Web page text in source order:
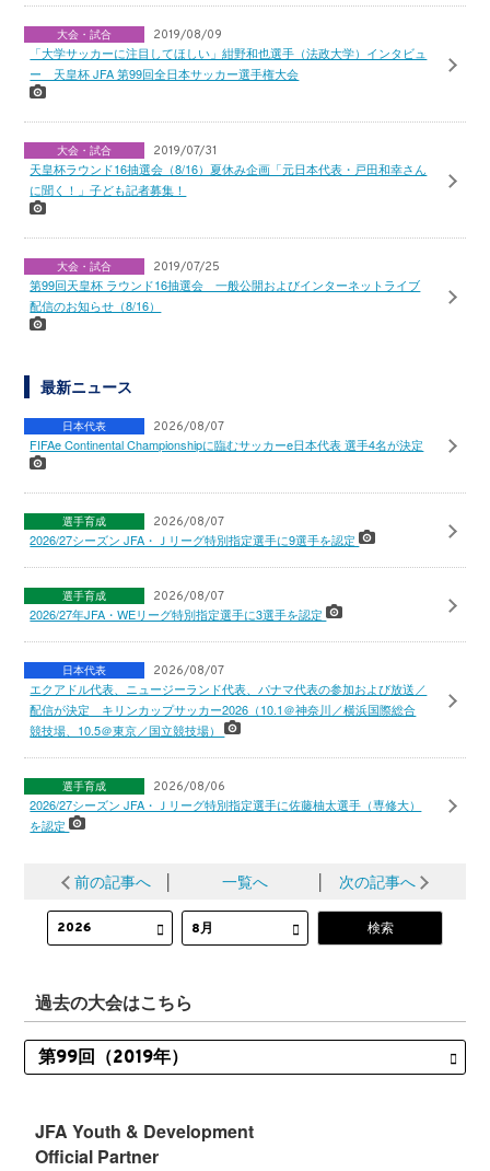
大会・試合 2019/08/09
「大学サッカーに注目してほしい」紺野和也選手（法政大学）インタビュ
ー 天皇杯 JFA 第99回全日本サッカー選手権大会
大会・試合 2019/07/31
天皇杯ラウンド16抽選会（8/16）夏休み企画「元日本代表・戸田和幸さん
に聞く！」子ども記者募集！
大会・試合 2019/07/25
第99回天皇杯 ラウンド16抽選会 一般公開およびインターネットライブ
配信のお知らせ（8/16）
最新ニュース
日本代表 2026/08/07
FIFAe Continental Championshipに臨むサッカーe日本代表 選手4名が決定
選手育成 2026/08/07
2026/27シーズン JFA・Ｊリーグ特別指定選手に9選手を認定
選手育成 2026/08/07
2026/27年JFA・WEリーグ特別指定選手に3選手を認定
日本代表 2026/08/07
エクアドル代表、ニュージーランド代表、パナマ代表の参加および放送／
配信が決定 キリンカップサッカー2026（10.1＠神奈川／横浜国際総合
競技場、10.5＠東京／国立競技場）
選手育成 2026/08/06
2026/27シーズン JFA・Ｊリーグ特別指定選手に佐藤柚太選手（専修大）
を認定
前の記事へ 一覧へ 次の記事へ
過去の大会はこちら
JFA Youth & Development
Official Partner